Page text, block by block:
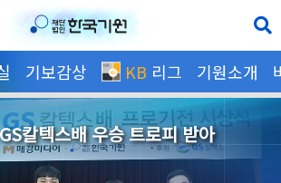
기보감상 KB 리그 기원소개
칼텍스배 우승 트로피 받아